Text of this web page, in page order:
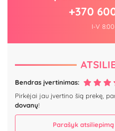
+370
I-V
Bendras įvertinimas:
Pirkėjai jau įvertino šią prekę,
dovanų!
Parašyk atsiliepimą